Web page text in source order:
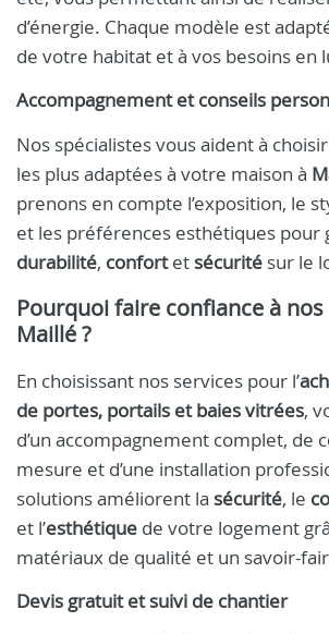
d’énergie. Chaque modèle est
de votre habitat et à vos besoins en
Accompagnement et conseils
Nos spécialistes vous aident à
les plus adaptées à votre maison à
prenons en compte l’exposition, le
et les préférences esthétiques pour
durabilité, confortet sécurité sur le
Pourquoi faire confiance à
Maillé ?
En choisissant nos services pour l’
de portes, portails et baies vitrées,
d’un accompagnement complet, de
mesure et d’une installation
solutions améliorent la sécurité, le
et l’esthétique de votre logement
matériaux de qualité et un savoir-
Devis gratuit et suivi de chantier